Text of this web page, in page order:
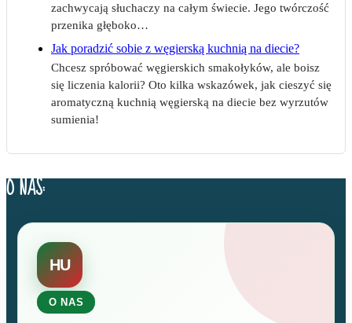
zachwycają słuchaczy na całym świecie. Jego twórczość
przenika głęboko…
Jak poradzić sobie z węgierską kuchnią na diecie?
Chcesz spróbować węgierskich smakołyków, ale boisz
się liczenia kalorii? Oto kilka wskazówek, jak cieszyć się
aromatyczną kuchnią węgierską na diecie bez wyrzutów
sumienia!
O NAS:
HU
O NAS